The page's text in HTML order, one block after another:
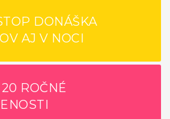
DONÁŠKA
AJ V NOCI
ROČNÉ